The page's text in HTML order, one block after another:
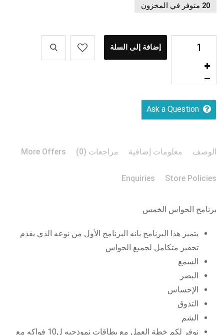
20 متوفر في المخزون
إضافة إلى السلة
Ask a Question
الوصف معلومات إضافية مراجعات (0) More Offers
Store Policies
Enquiries
برنامج الحواس الخمس
يتميز هذا البرنامج بانه البرنامج الأول من نوعه الذي يقدم
تحفيز متكامل لجميع الحواس
السمع
البصر
الإحساس
التذوق
الشم
نوفر لكم خطة العمل مع بطاقات نموذجيه ل10 فواكه مع